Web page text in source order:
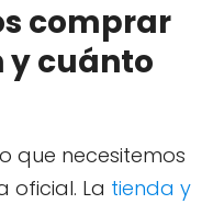
comprar
y cuánto
que necesitemos
oficial. La tienda y